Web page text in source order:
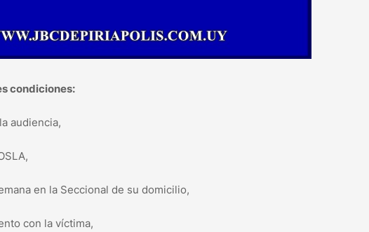
condiciones:
audiencia,
en la Seccional de su domicilio,
con la víctima,